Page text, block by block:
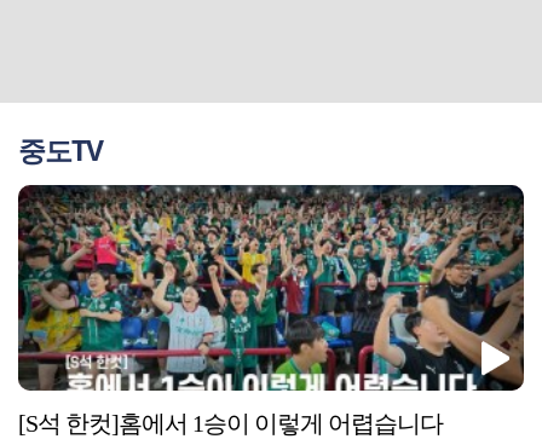
중도TV
[S석 한컷]홈에서 1승이 이렇게 어렵습니다